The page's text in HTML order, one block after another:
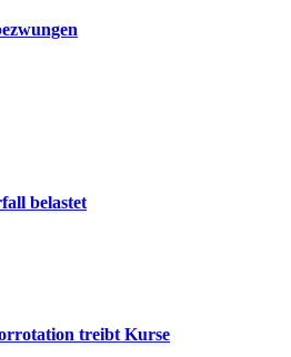
belastet
treibt Kurse